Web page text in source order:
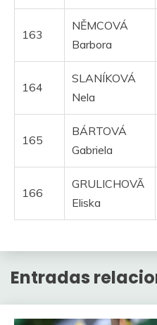
163
NĚMCOVÁ
Barbora
164
SLANÍKOVÁ
Nela
165
BÁRTOVÁ
Gabriela
166
GRULICHOVÃ
Eliska
Entradas